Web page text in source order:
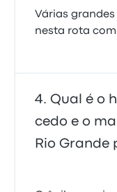
Várias
nesta rota
Qual é o
cedo e o
Rio Grande